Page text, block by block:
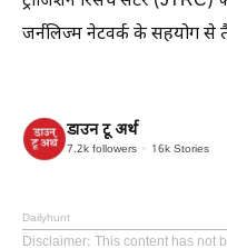
जर्नलिज्म नेटवर्क के सहयोग से
डाउन टू अर्थ
7.2k followers 16k Stories
Dailyhunt
Disclaimer: This content has not